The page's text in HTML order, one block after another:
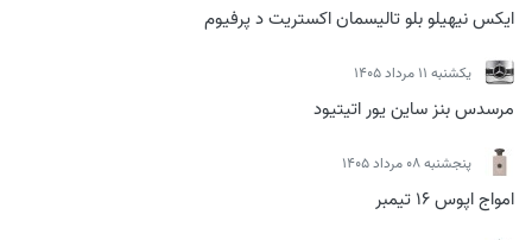
ایکس نیهیلو بلو تالیسمان اکستریت د پرفیوم
يكشنبه 11 مرداد 1405
مرسدس بنز ساین یور اتیتیود
پنجشنبه 08 مرداد 1405
امواج اپوس 16 تیمبر